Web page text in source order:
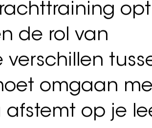
en adviezen
mythen
werkt.